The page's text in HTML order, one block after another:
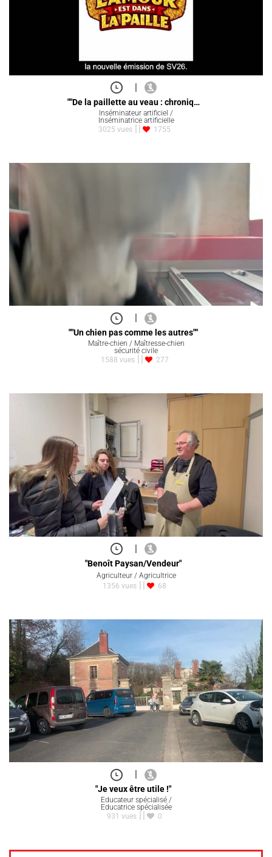
|
""De la paillette au veau : chroniq…
Inséminateur artificiel /
Inséminatrice artificielle
3025 vues
1755
|
""Un chien pas comme les autres""
Maître-chien / Maîtresse-chien
sécurité civile
1588 vues
277
|
"Benoît Paysan/Vendeur"
Agriculteur / Agricultrice
1356 vues
68
|
"Je veux être utile !"
Educateur spécialisé /
Educatrice spécialisée
931 vues
0